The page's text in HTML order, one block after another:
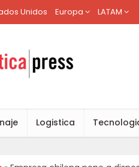
Unidos Europa LATAM
Logistica